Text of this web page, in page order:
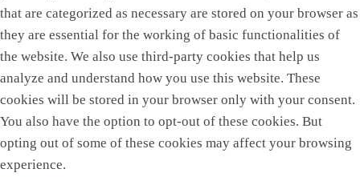
that are categorized as necessary are stored on your browser as
they are essential for the working of basic functionalities of
the website. We also use third-party cookies that help us
analyze and understand how you use this website. These
cookies will be stored in your browser only with your consent.
You also have the option to opt-out of these cookies. But
opting out of some of these cookies may affect your browsing
experience.